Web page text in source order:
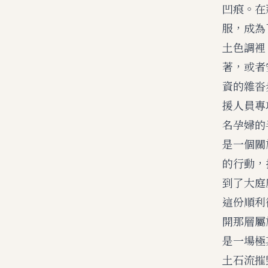
凹痕。
服，成
土色調
著，或
資的雜
援人員
名孕婦
是一個
的行動
到了大
這份順
開那層
是一場
土石流